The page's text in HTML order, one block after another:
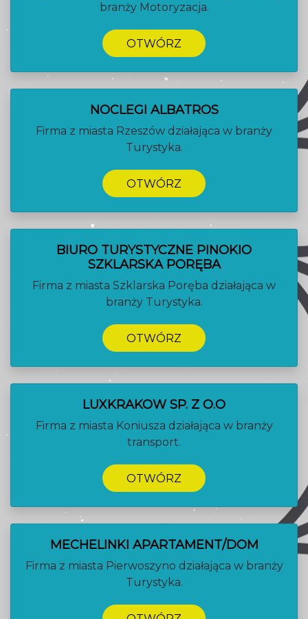
branży Motoryzacja.
OTWÓRZ
NOCLEGI ALBATROS
Firma z miasta Rzeszów działająca w branży
Turystyka.
OTWÓRZ
BIURO TURYSTYCZNE PINOKIO
SZKLARSKA PORĘBA
Firma z miasta Szklarska Poręba działająca w
branży Turystyka.
OTWÓRZ
LUXKRAKOW SP. Z O.O
Firma z miasta Koniusza działająca w branży
transport.
OTWÓRZ
MECHELINKI APARTAMENT/DOM
Firma z miasta Pierwoszyno działająca w branży
Turystyka.